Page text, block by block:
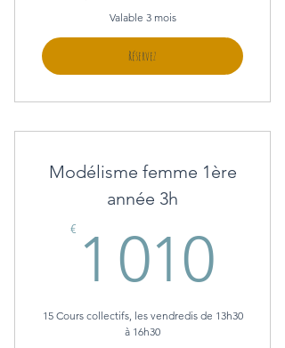
Valable 3 mois
Réservez
Modélisme femme 1ère
année 3h
€ 1 010
15 Cours collectifs, les vendredis de 13h30
à 16h30